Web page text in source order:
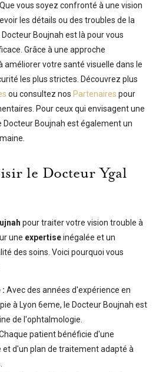
vous soyez confronté à une vision
les détails ou des troubles de la
Boujnah est là pour vous
Grâce à une approche
améliorer votre santé visuelle dans le
les plus strictes. Découvrez plus
ou consultez nos Partenaires pour
Pour ceux qui envisagent une
Docteur Boujnah est également un
le Docteur Ygal
pour traiter votre vision trouble à
une expertiseinégalée et un
des soins. Voici pourquoi vous
: Avec des années d'expérience en
à Lyon 6eme, le Docteur Boujnah est
de l'ophtalmologie.
patient bénéficie d'une
d'un plan de traitement adapté à